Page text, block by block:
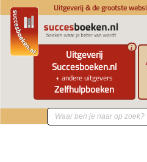
Uitgeverij & de grootste
Uitgeverij
Succesboeken.nl
+ andere uitgevers
Zelfhulpboeken
i